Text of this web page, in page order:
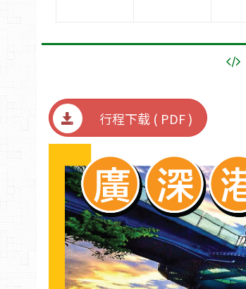
行程下载 ( PDF )